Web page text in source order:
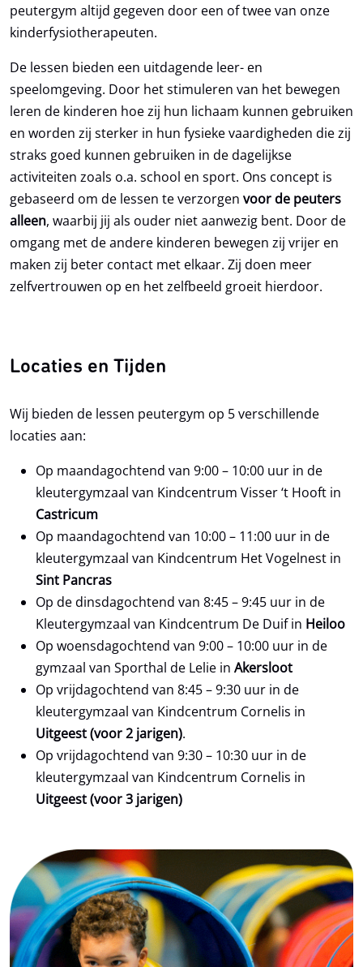
peutergym altijd gegeven door een of twee van onze
kinderfysiotherapeuten.
De lessen bieden een uitdagende leer- en
speelomgeving. Door het stimuleren van het bewegen
leren de kinderen hoe zij hun lichaam kunnen gebruiken
en worden zij sterker in hun fysieke vaardigheden die zij
straks goed kunnen gebruiken in de dagelijkse
activiteiten zoals o.a. school en sport. Ons concept is
gebaseerd om de lessen te verzorgen voor de peuters
alleen, waarbij jij als ouder niet aanwezig bent. Door de
omgang met de andere kinderen bewegen zij vrijer en
maken zij beter contact met elkaar. Zij doen meer
zelfvertrouwen op en het zelfbeeld groeit hierdoor.
Locaties en Tijden
Wij bieden de lessen peutergym op 5 verschillende
locaties aan:
Op maandagochtend van 9:00 – 10:00 uur in de
kleutergymzaal van Kindcentrum Visser ‘t Hooft in
Castricum
Op maandagochtend van 10:00 – 11:00 uur in de
kleutergymzaal van Kindcentrum Het Vogelnest in
Sint Pancras
Op de dinsdagochtend van 8:45 – 9:45 uur in de
Kleutergymzaal van Kindcentrum De Duif in Heiloo
Op woensdagochtend van 9:00 – 10:00 uur in de
gymzaal van Sporthal de Lelie in Akersloot
Op vrijdagochtend van 8:45 – 9:30 uur in de
kleutergymzaal van Kindcentrum Cornelis in
Uitgeest (voor 2 jarigen).
Op vrijdagochtend van 9:30 – 10:30 uur in de
kleutergymzaal van Kindcentrum Cornelis in
Uitgeest (voor 3 jarigen)